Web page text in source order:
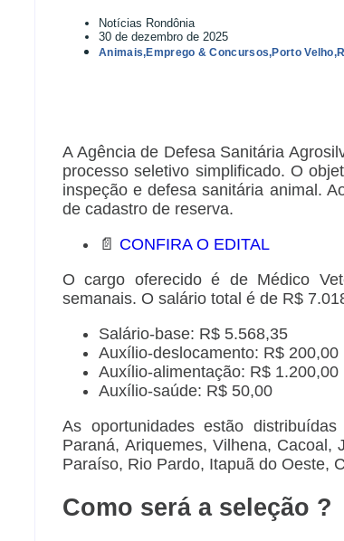
Notícias Rondônia
30 de dezembro de 2025
Animais,Emprego & Concursos,Porto Velho,
A Agência de Defesa Sanitária
processo seletivo simplificado. O
inspeção e defesa sanitária animal.
de cadastro de reserva.
📄 CONFIRA O EDITAL
O cargo oferecido é de Médico
semanais. O salário total é de R$
Salário-base: R$ 5.568,35
Auxílio-deslocamento: R$ 200,00
Auxílio-alimentação: R$ 1.200,00
Auxílio-saúde: R$ 50,00
As oportunidades estão
Paraná, Ariquemes, Vilhena, Cacoal,
Paraíso, Rio Pardo, Itapuã do Oeste,
Como será a seleção ?